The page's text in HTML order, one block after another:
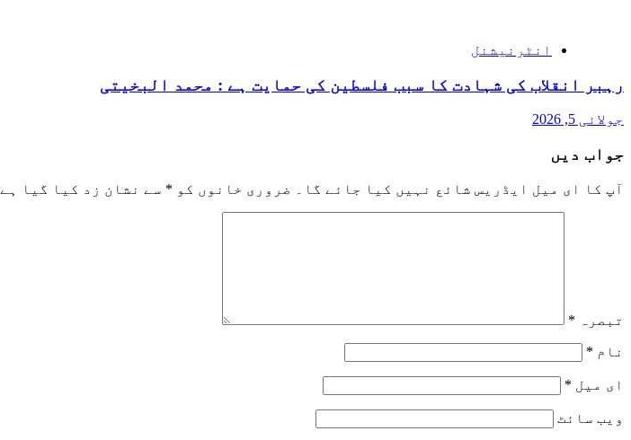
انٹرنیشنل
رہبر انقلاب کی شہادت کا سبب فلسطین کی حمایت ہے : محمد البخیتی
جولائی 5, 2026
جواب دیں
آپ کا ای میل ایڈریس شائع نہیں کیا جائے گا۔ ضروری خانوں کو * سے نشان زد کیا گیا ہے
تبصرہ *
نام *
ای میل *
ویب‌ سائٹ